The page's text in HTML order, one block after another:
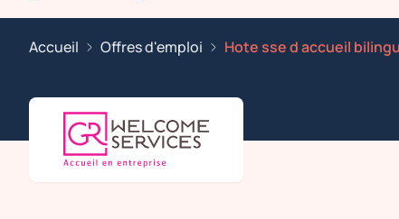
Accueil Offres d'emploi